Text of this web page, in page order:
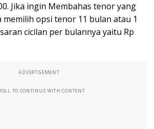
Jika ingin Membahas tenor yang
memilih opsi tenor 11 bulan atau 1
cicilan per bulannya yaitu Rp
ADVERTISEMENT
TO CONTINUE WITH CONTENT